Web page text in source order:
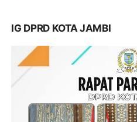
IG DPRD KOTA JAMBI